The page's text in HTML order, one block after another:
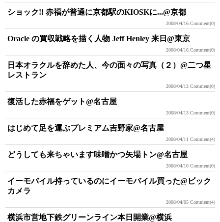
ショック!! 赤福が普通に京都駅のKIOSKに...@京都
2008/04/16 Comment(0)
Oracle の買収戦略を描く人物 Jeff Henley 来日@東京
2008/04/16 Comment(0)
日本オラクルを辞めた人、今の面々の写真（２）@二つ星
レストラン
2008/04/13 Comment(0)
復活した赤福をゲット@名古屋
2008/04/13 Comment(0)
はじめて足を運ぶプレミアム吉野家@名古屋
2008/04/11 Comment(4)
どうしても来ちゃいます味噌かつ矢場トン@名古屋
2008/04/10 Comment(0)
イーモバイル持っているのにイーモバイル買った@ビック
カメラ
2008/04/05 Comment(4)
横浜市営地下鉄グリーンライン本日開業@横浜